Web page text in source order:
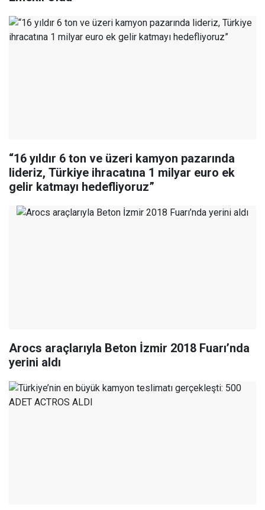
“16 yıldır 6 ton ve üzeri kamyon pazarında
lideriz, Türkiye ihracatına 1 milyar euro ek
gelir katmayı hedefliyoruz”
Arocs araçlarıyla Beton İzmir 2018 Fuarı’nda
yerini aldı